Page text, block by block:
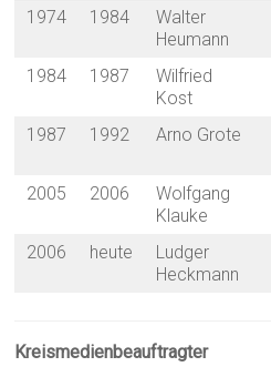
1974
1984
Walter
Heumann
1984 1987
Wilfried
Kost
1987 1992 Arno Grote
2005
2006
Wolfgang
Klauke
2006 heute
Ludger
Heckmann
Kreismedienbeauftragter